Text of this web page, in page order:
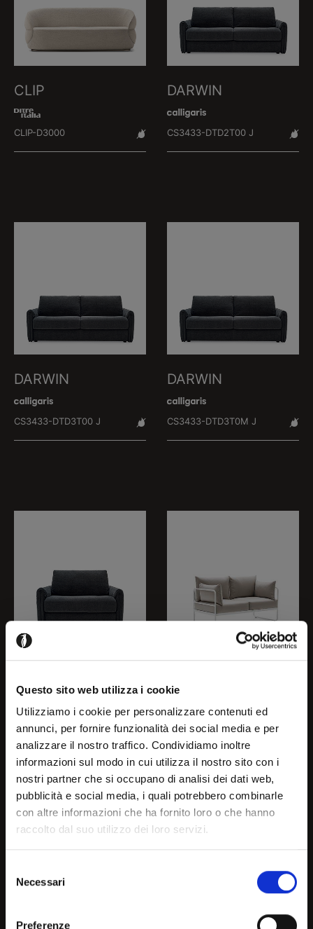
Questo sito web utilizza i cookie
Utilizziamo i cookie per personalizzare contenuti ed
annunci, per fornire funzionalità dei social media e per
analizzare il nostro traffico. Condividiamo inoltre
informazioni sul modo in cui utilizza il nostro sito con i
nostri partner che si occupano di analisi dei dati web,
pubblicità e social media, i quali potrebbero combinarle
con altre informazioni che ha fornito loro o che hanno
raccolto dal suo utilizzo dei loro servizi.
delNecessari
Preferenze
Benvenuto!
Sembra che tu stia navigando
scegli il paese o l’area
CLIP
CLIP-D3000
DARWIN
CS3433-DTD2T00 J
DARWIN
CS3433-DTD3T00 J
DARWIN
CS3433-DTD3T0M J
CS3433-DTP1T00 J CB3503-2P E